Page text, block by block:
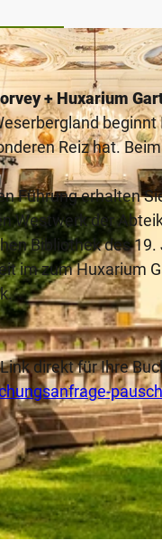
+ Huxarium
Reiz hat.
Führung erhalten
Westwerk der
Bibliothek des
im zum Huxarium
direkt für Ihre